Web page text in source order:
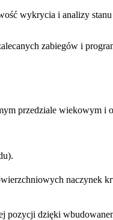
wykrycia i analizy
zabiegów i
przedziale wiekowym i
naczynek
pozycji dzięki